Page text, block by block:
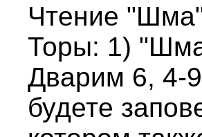
Чтение "Шма"
Торы: 1)
Дварим 6, 4-
будете